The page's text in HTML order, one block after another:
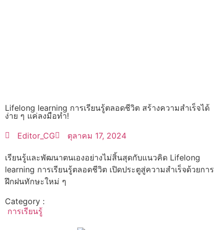
Lifelong learning การเรียนรู้ตลอดชีวิต สร้างความสำเร็จได้
ง่าย ๆ แค่ลงมือทำ!
Editor_CG
ตุลาคม 17, 2024
เรียนรู้และพัฒนาตนเองอย่างไม่สิ้นสุดกับแนวคิด Lifelong
learning การเรียนรู้ตลอดชีวิต เปิดประตูสู่ความสำเร็จด้วยการ
ฝึกฝนทักษะใหม่ ๆ
Category :
การเรียนรู้